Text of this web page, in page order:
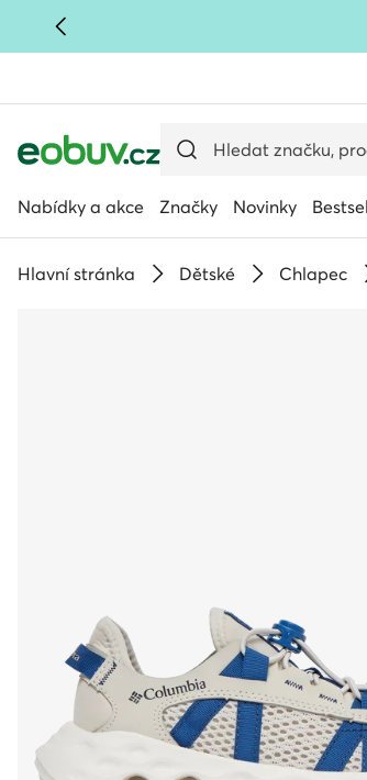
PŘEJÍT NA HLAVNÍ OBSAH
Nabídky a akce Značky Novinky
Hlavní stránka Dětské Chlapec